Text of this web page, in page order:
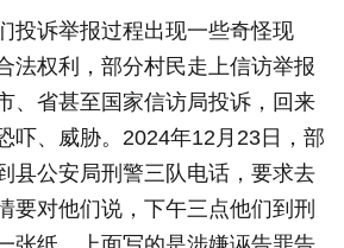
投诉举报过程出现一些奇怪现
法权利，部分村民走上信访举报
、省甚至国家信访局投诉，回来
吓、威胁。2024年12月23日，部
县公安局刑警三队电话，要求去
要对他们说，下午三点他们到刑